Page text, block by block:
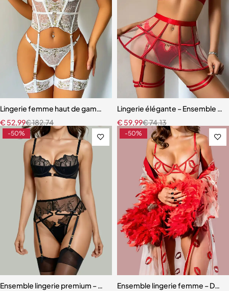
Lingerie femme haut de gamme – Dentelle raffinée avec effet
€182,74
€ 52,99
Lingerie élégante – Ensemble
€74,13
€ 59,99
-50%
Ensemble lingerie premium – Bas, soutien-gorge et accessoires
-50%
Ensemble lingerie femme –